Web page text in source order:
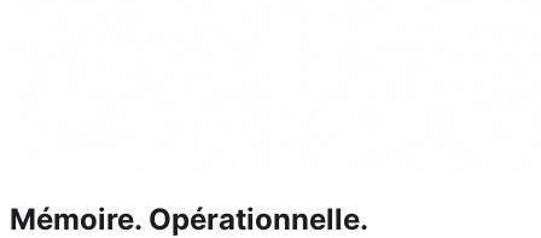
Mémoire. Opérationnelle.